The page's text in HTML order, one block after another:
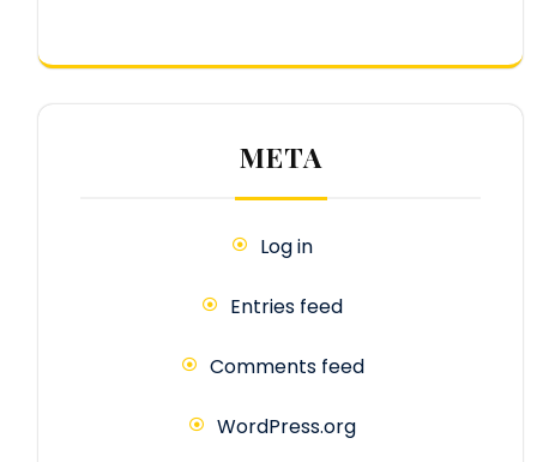
META
Log in
Entries feed
Comments feed
WordPress.org